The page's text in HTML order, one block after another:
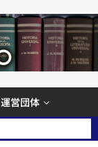
運営団体